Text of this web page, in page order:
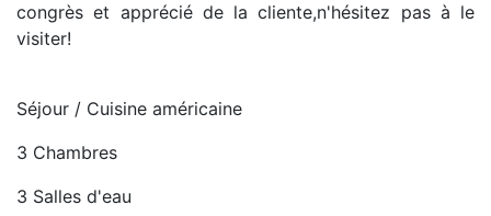
congrès et apprécié de la cliente,n'hésitez pas à le
visiter!
Séjour / Cuisine américaine
3 Chambres
3 Salles d'eau